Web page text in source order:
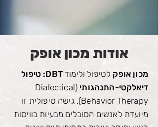
אודות מכון אופק
מכון אופק לטיפול ולימודDBT: טיפול
דיאלקטי-התנהגותי (Dialectical
Behavior Therapy). גישה טיפולית זו
מיועדת לאנשים הסובלים מבעיות בוויסות